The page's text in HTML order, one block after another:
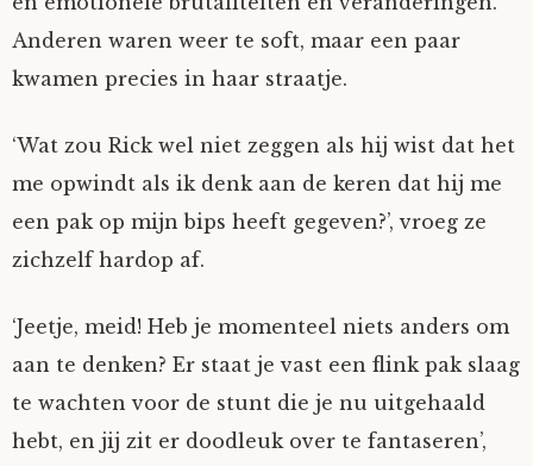
Anderen waren weer te soft, maar een paar
kwamen precies in haar straatje.
‘Wat zou Rick wel niet zeggen als hij wist dat het
me opwindt als ik denk aan de keren dat hij me
een pak op mijn bips heeft gegeven?’, vroeg ze
zichzelf hardop af.
‘Jeetje, meid! Heb je momenteel niets anders om
aan te denken? Er staat je vast een flink pak slaag
te wachten voor de stunt die je nu uitgehaald
hebt, en jij zit er doodleuk over te fantaseren’,